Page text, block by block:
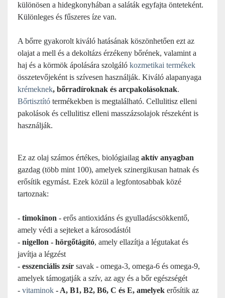
különösen a hidegkonyhában a saláták egyfajta önteteként.
Különleges és fűszeres íze van.
A bőrre gyakorolt kiváló hatásának köszönhetően ezt az
olajat a mell és a dekoltázs érzékeny bőrének, valamint a
haj és a körmök ápolására szolgáló kozmetikai termékek
összetevőjeként is szívesen használják. Kiváló alapanyaga
krémeknek, bőrradíroknak és arcpakolásoknak.
Bőrtisztító termékekben is megtalálható. Cellulitisz elleni
pakolások és cellulitisz elleni masszázsolajok részeként is
használják.
Ez az olaj számos értékes, biológiailag aktív anyagban
gazdag (több mint 100), amelyek szinergikusan hatnak és
erősítik egymást. Ezek közül a legfontosabbak közé
tartoznak:
- timokinon - erős antioxidáns és gyulladáscsökkentő,
amely védi a sejteket a károsodástól
- nigellon - hörgőtágító, amely ellazítja a légutakat és
javítja a légzést
- esszenciális zsír savak - omega-3, omega-6 és omega-9,
amelyek támogatják a szív, az agy és a bőr egészségét
- vitaminok - A, B1, B2, B6, C és E, amelyek erősítik az